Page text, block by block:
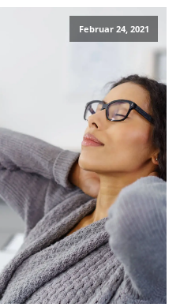
Februar 24, 2021